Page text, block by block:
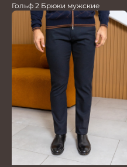
Гольф 2 Брюки мужские